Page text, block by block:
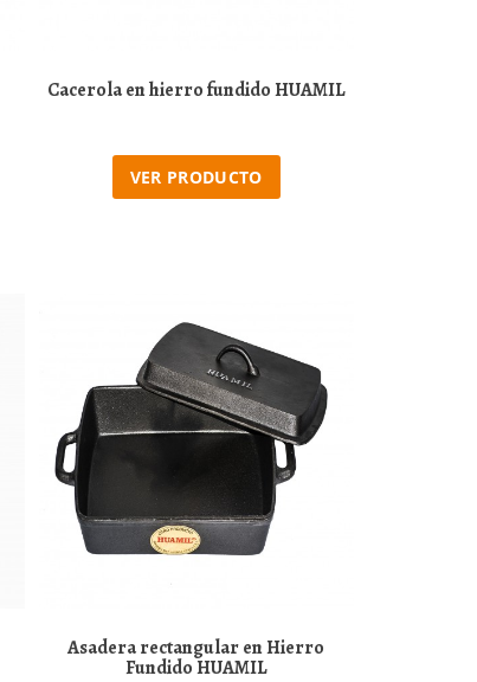
Cacerola en hierro fundido HUAMIL
VER PRODUCTO
Asadera rectangular en Hierro
Fundido HUAMIL